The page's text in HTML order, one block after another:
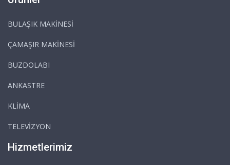
BULAŞIK MAKİNESİ
ÇAMAŞIR MAKİNESİ
BUZDOLABI
ANKASTRE
KLİMA
TELEVİZYON
Hizmetlerimiz